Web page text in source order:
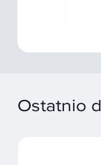
Ostatnio